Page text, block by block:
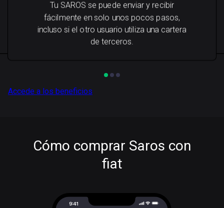
Tu SAROS se puede enviar y recibir
fácilmente en solo unos pocos pasos,
incluso si el otro usuario utiliza una cartera
de terceros.
Accede a los beneficios
Cómo comprar Saros con
fiat